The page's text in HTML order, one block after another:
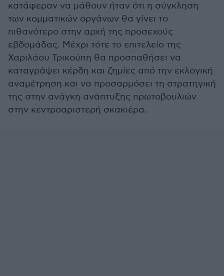
κατάφεραν να μάθουν ήταν ότι η σύγκληση
των κομματικών οργάνων θα γίνει το
πιθανότερο στην αρχή της προσεχούς
εβδομάδας. Μέχρι τότε το επιτελείο της
Χαριλάου Τρικούπη θα προσπαθήσει να
καταγράψει κέρδη και ζημίες από την εκλογική
αναμέτρηση και να προσαρμόσει τη στρατηγική
της στην ανάγκη ανάπτυξης πρωτοβουλιών
στην κεντροαριστερή σκακιέρα.